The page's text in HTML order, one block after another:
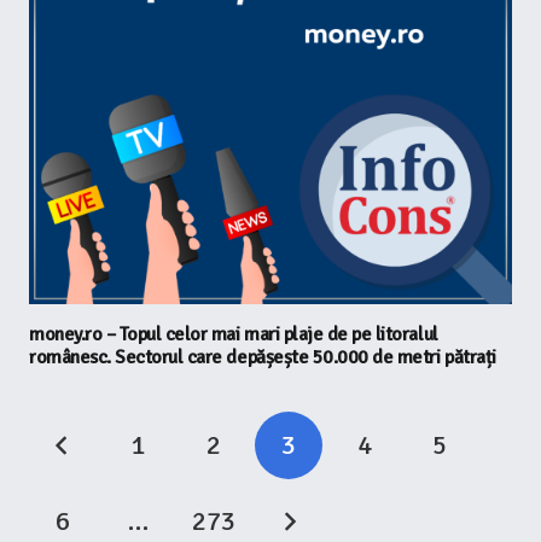
money.ro – Topul celor mai mari plaje de pe litoralul
românesc. Sectorul care depășește 50.000 de metri pătrați
1 2 3 4 5
6 … 273